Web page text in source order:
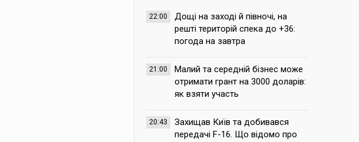
22:00
Дощі на заході й півночі, на
решті територій спека до +36:
погода на завтра
21:00
Малий та середній бізнес може
отримати грант на 3000 доларів:
як взяти участь
20:43
Захищав Київ та добивався
передачі F-16. Що відомо про